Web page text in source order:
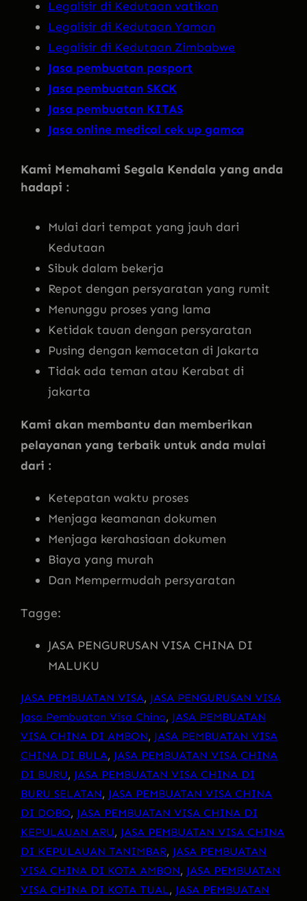
Legalisir di Kedutaan vatikan
Legalisir di Kedutaan Yaman
Legalisir di Kedutaan Zimbabwe
Jasa pembuatan pasport
Jasa pembuatan SKCK
Jasa pembuatan KITAS
Jasa online medical cek up gamca
Kami Memahami Segala Kendala yang anda
hadapi :
Mulai dari tempat yang jauh dari
Kedutaan
Sibuk dalam bekerja
Repot dengan persyaratan yang rumit
Menunggu proses yang lama
Ketidak tauan dengan persyaratan
Pusing dengan kemacetan di Jakarta
Tidak ada teman atau Kerabat di
jakarta
Kami akan membantu dan memberikan
pelayanan yang terbaik untuk anda mulai
dari :
Ketepatan waktu proses
Menjaga keamanan dokumen
Menjaga kerahasiaan dokumen
Biaya yang murah
Dan Mempermudah persyaratan
Tagge:
JASA PENGURUSAN VISA CHINA DI
MALUKU
JASA PEMBUATAN VISA, JASA PENGURUSAN VISA
Jasa Pembuatan Visa China, JASA PEMBUATAN
VISA CHINA DI AMBON, JASA PEMBUATAN VISA
CHINA DI BULA, JASA PEMBUATAN VISA CHINA
DI BURU, JASA PEMBUATAN VISA CHINA DI
BURU SELATAN, JASA PEMBUATAN VISA CHINA
DI DOBO, JASA PEMBUATAN VISA CHINA DI
KEPULAUAN ARU, JASA PEMBUATAN VISA CHINA
DI KEPULAUAN TANIMBAR, JASA PEMBUATAN
VISA CHINA DI KOTA AMBON, JASA PEMBUATAN
VISA CHINA DI KOTA TUAL, JASA PEMBUATAN